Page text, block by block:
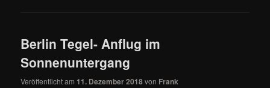
Berlin Tegel- Anflug im
Sonnenuntergang
Veröffentlicht am 11. Dezember 2018von Frank